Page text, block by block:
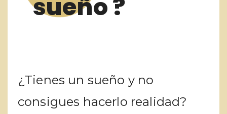
sueño ?
¿Tienes un sueño y no
consigues hacerlo realidad?